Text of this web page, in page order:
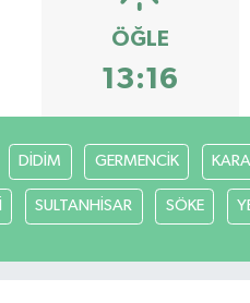
ÖĞLE
13:16
DİDİM GERMENCİK
SULTANHİSAR SÖKE